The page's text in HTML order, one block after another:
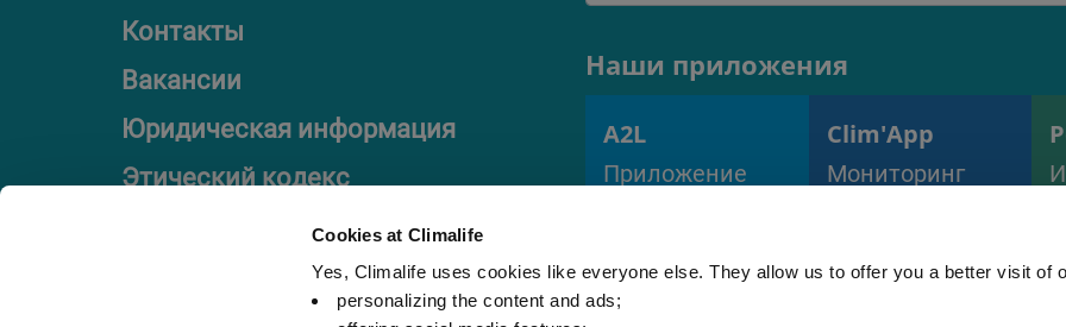
Cookies at Climalife
Yes, Climalife uses cookies like everyone else. They allow us to offer you a better visit of
personalizing the content and ads;
Контакты
Вакансии
Юридическая информация
Этический кодекс
Наши приложения
A2L
Приложение
(EN378)
Clim'App
Мониторинг